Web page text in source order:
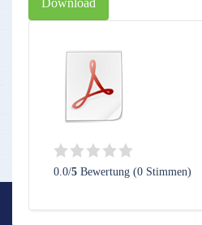
Download
0.0/5 Bewertung (0 Stimmen)